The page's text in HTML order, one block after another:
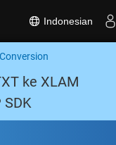
Indonesian
Conversion
ke XLAM
SDK